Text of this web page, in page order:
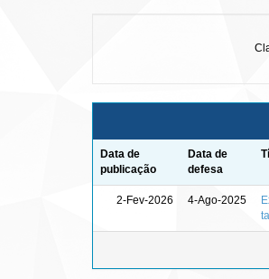
Data de
publicação
Data de
defesa
2-Fev-2026 4-Ago-2025